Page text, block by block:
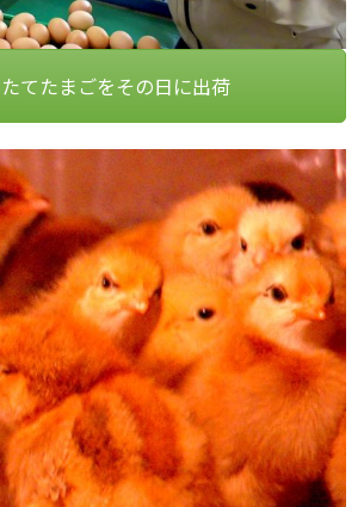
てたまごをその日に出荷